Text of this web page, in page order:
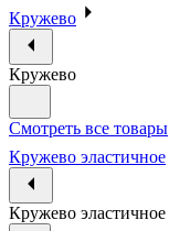
Кружево
Кружево
Смотреть все товары
Кружево эластичное
Кружево эластичное